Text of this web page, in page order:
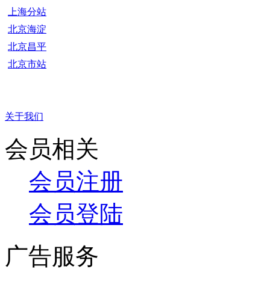
上海分站
北京海淀
北京昌平
北京市站
关于我们
会员相关
会员注册
会员登陆
广告服务